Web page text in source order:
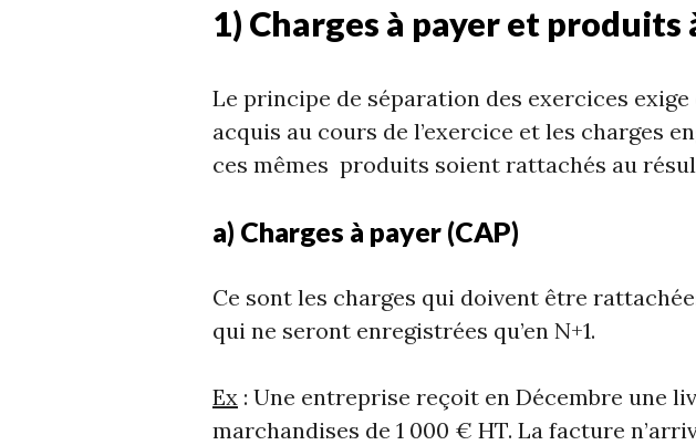
1) Charges à payer et produits
Le principe de séparation des exercices
acquis au cours de l’exercice et les charges
ces mêmes produits soient rattachés au
a) Charges à payer (CAP)
Ce sont les charges qui doivent être
qui ne seront enregistrées qu’en N+1.
Ex : Une entreprise reçoit en Décembre une
marchandises de 1 000 € HT. La facture